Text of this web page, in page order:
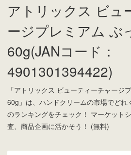
アトリックス ビュ
ージプレミアム ぶ
60g(JANコード：
4901301394422)
「アトリックス ビューティーチャージ
60g」は、ハンドクリームの市場でどれ
のランキングをチェック！ マーケット
査、商品企画に活かそう！ (無料)